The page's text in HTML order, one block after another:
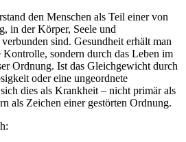
den Menschen als Teil einer von
in der Körper, Seele und
sind. Gesundheit erhält man
sondern durch das Leben im
Ordnung. Ist das Gleichgewicht durch
oder eine ungeordnete
dies als Krankheit – nicht primär als
als Zeichen einer gestörten Ordnung.